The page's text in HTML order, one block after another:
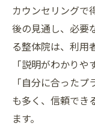
カウンセリングで
後の見通し、必要
る整体院は、利用
「説明がわかり
「自分に合った
も多く、信頼でき
ます。